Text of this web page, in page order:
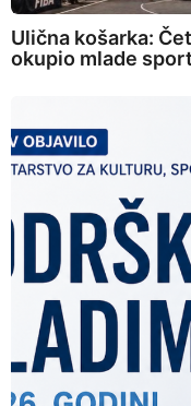
Ulična košarka:
okupio mlade